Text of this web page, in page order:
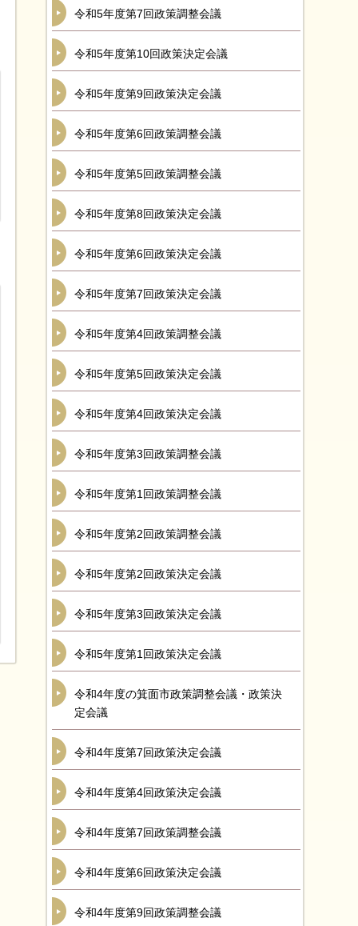
令和5年度第7回政策調整会議
令和5年度第10回政策決定会議
令和5年度第9回政策決定会議
令和5年度第6回政策調整会議
令和5年度第5回政策調整会議
令和5年度第8回政策決定会議
令和5年度第6回政策決定会議
令和5年度第7回政策決定会議
令和5年度第4回政策調整会議
令和5年度第5回政策決定会議
令和5年度第4回政策決定会議
令和5年度第3回政策調整会議
令和5年度第1回政策調整会議
令和5年度第2回政策調整会議
令和5年度第2回政策決定会議
令和5年度第3回政策決定会議
令和5年度第1回政策決定会議
令和4年度の箕面市政策調整会議・政策決
定会議
令和4年度第7回政策決定会議
令和4年度第4回政策決定会議
令和4年度第7回政策調整会議
令和4年度第6回政策決定会議
令和4年度第9回政策調整会議